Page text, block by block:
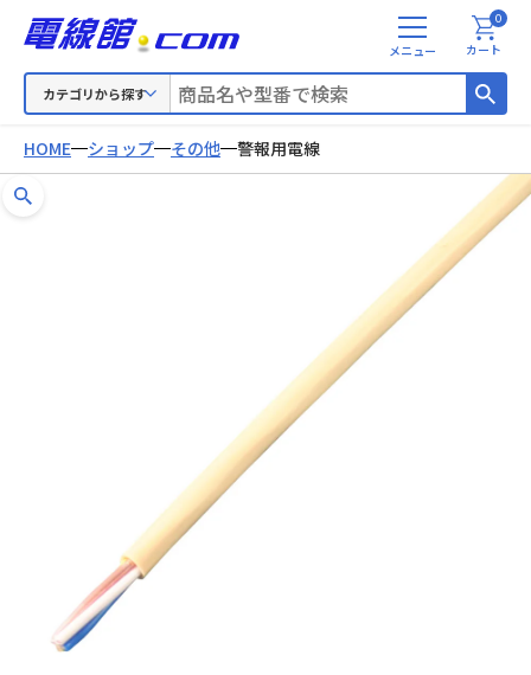
カテゴリから探す
メ
ニ
カート
0
HOME ショップ その他 警報用電線